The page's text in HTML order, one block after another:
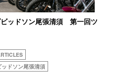
ッドソン尾張清須 第一回ツ
ドソン尾張清須